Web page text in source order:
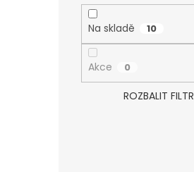
Na skladě 10
Akce 0
ROZBALIT FILTR